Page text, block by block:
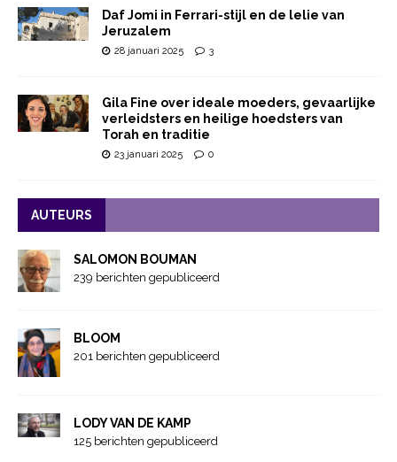
Daf Jomi in Ferrari-stijl en de lelie van
Jeruzalem
28 januari 2025 3
Gila Fine over ideale moeders, gevaarlijke
verleidsters en heilige hoedsters van
Torah en traditie
23 januari 2025 0
AUTEURS
SALOMON BOUMAN
239 berichten gepubliceerd
BLOOM
201 berichten gepubliceerd
LODY VAN DE KAMP
125 berichten gepubliceerd